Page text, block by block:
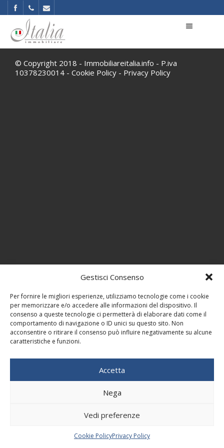
Gestisci Consenso
Per fornire le migliori esperienze, utilizziamo tecnologie come i cookie
per memorizzare e/o accedere alle informazioni del dispositivo. Il
consenso a queste tecnologie ci permetterà di elaborare dati come il
comportamento di navigazione o ID unici su questo sito. Non
acconsentire o ritirare il consenso può influire negativamente su alcune
caratteristiche e funzioni.
Accetta
Nega
Vedi preferenze
Cookie PolicyPrivacy Policy
© Copyright 2018 - Immobiliareitalia.info - P.iva
10378230014 - Cookie Policy - Privacy Policy